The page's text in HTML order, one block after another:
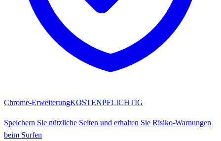
Chrome-ErweiterungKOSTENPFLICHTIG
Speichern Sie nützliche Seiten und erhalten Sie Risiko-Warnungen
beim Surfen